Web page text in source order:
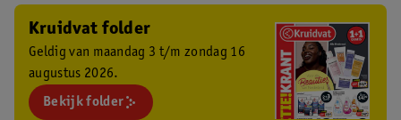
Kruidvat folder
Geldig van maandag 3 t/m zondag 16
augustus 2026.
Bekijk folder